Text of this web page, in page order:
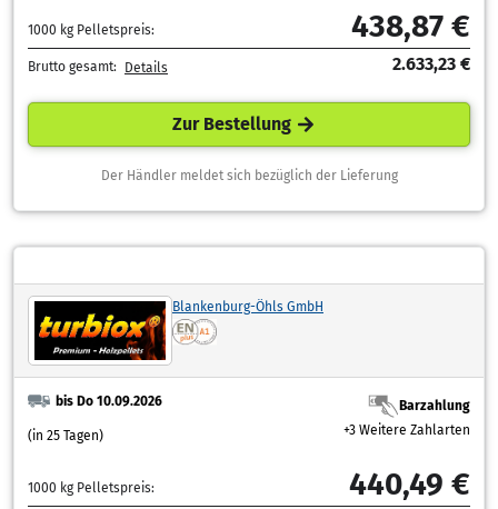
1000 kg Pelletspreis: 438,87 €
Brutto gesamt: Details 2.633,23 €
Zur Bestellung
Der Händler meldet sich bezüglich der Lieferung
Blankenburg-Öhls GmbH
bis Do 10.09.2026
(in 25 Tagen)
Barzahlung
+3 Weitere Zahlarten
1000 kg Pelletspreis: 440,49 €